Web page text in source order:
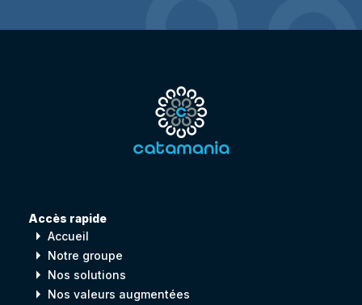
Accès rapide
arrow_right Accueil
arrow_right Notre groupe
arrow_right Nos solutions
arrow_right Nos valeurs augmentées